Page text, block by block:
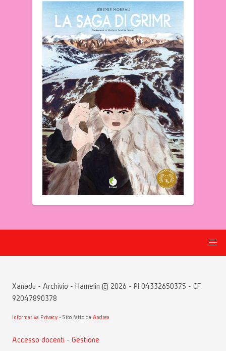
Xanadu - Archivio - Hamelin © 2026 - PI 04332650375 - CF
92047890378
Informativa Privacy - Sito fatto da Andrea
Accesso docenti - Gestione